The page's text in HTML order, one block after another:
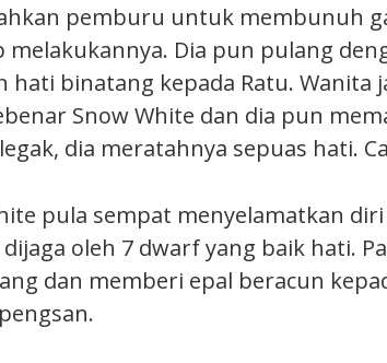
pemburu untuk membunuh
melakukannya. Dia pun pulang
hati binatang kepada Ratu. Wanita
Snow White dan dia pun
dia meratahnya sepuas hati.
pula sempat menyelamatkan
oleh 7 dwarf yang baik hati.
dan memberi epal beracun